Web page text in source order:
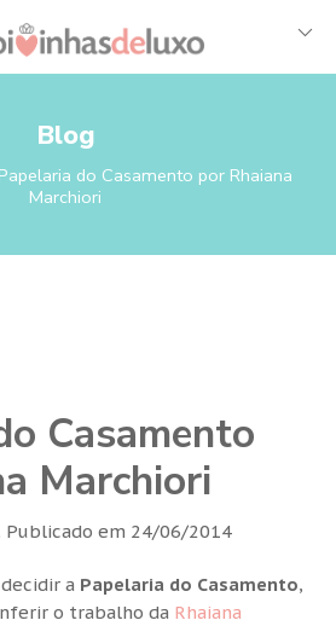
Blog
Papelaria do Casamento por Rhaiana
Marchiori
Casamento
Marchiori
Publicado em 24/06/2014
a Papelaria do Casamento,
o trabalho da Rhaiana